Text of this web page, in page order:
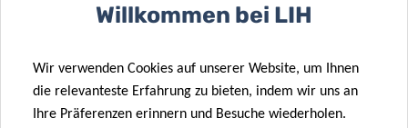
verfügt über umfassende Erfahrung in der translationalen
sowie über eine ausgewiesene Expertise in der Förderung
von Kooperationen zwischen akademischen Einrichtungen,
Gesundheitsdienstleistern und der Industrie.
Willkommen bei LIH
Wir verwenden Cookies auf unserer Website, um Ihnen
die relevanteste Erfahrung zu bieten, indem wir uns an
Ihre Präferenzen erinnern und Besuche wiederholen.